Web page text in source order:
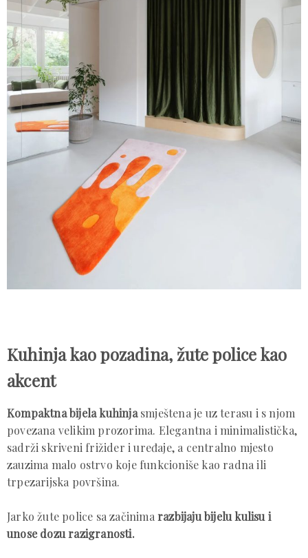
Kuhinja kao pozadina, žute police kao
akcent
Kompaktna bijela kuhinjasmještena je uz terasu i s njom
povezana velikim prozorima. Elegantna i minimalistička,
sadrži skriveni frižider i uređaje, a centralno mjesto
zauzima malo ostrvo koje funkcioniše kao radna ili
trpezarijska površina.
Jarko žute police sa začinima razbijaju bijelu kulisu i
unose dozu razigranosti.